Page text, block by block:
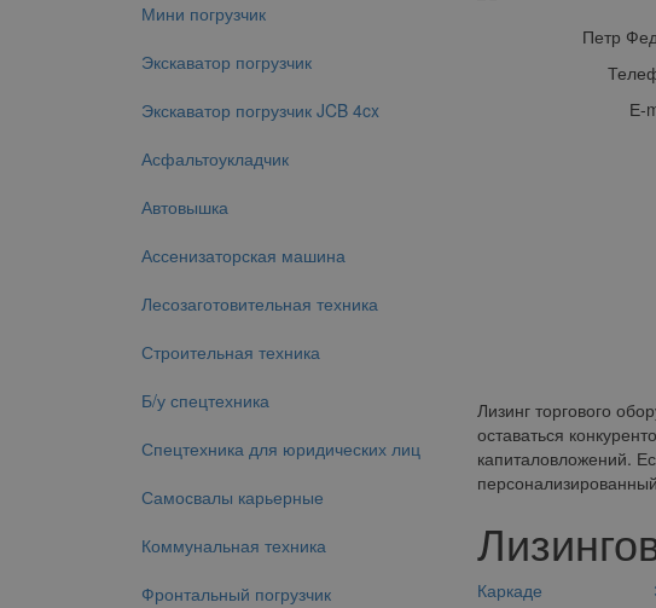
Мини погрузчик
Экскаватор погрузчик
Экскаватор погрузчик JCB 4cx
Асфальтоукладчик
Автовышка
Ассенизаторская машина
Лесозаготовительная техника
Строительная техника
Б/у спецтехника
Спецтехника для юридических лиц
Самосвалы карьерные
Коммунальная техника
Фронтальный погрузчик
Петр
Е-
Лизинг торгового
оставаться
капиталовложений.
Каркаде